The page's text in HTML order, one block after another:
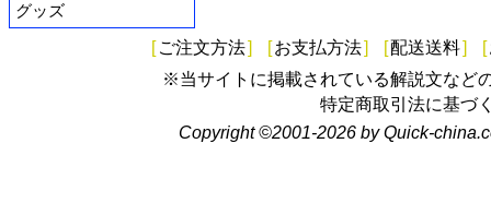
グッズ
[ ご注文方法] [お支払方法] [配送送料] [
※当サイトに掲載されている解説文など
特定商取引法に基づ
Copyright ©2001-2026 by Quick-